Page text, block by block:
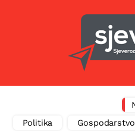
Politika
Gospodarstvo